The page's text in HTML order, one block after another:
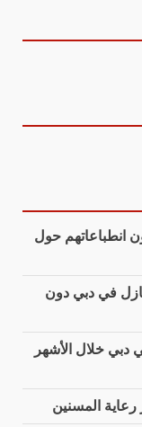
انطباعاتهم حول
في دبي دون
11 مشروعاً في دبي خلال الأشهر
رعاية المسنين